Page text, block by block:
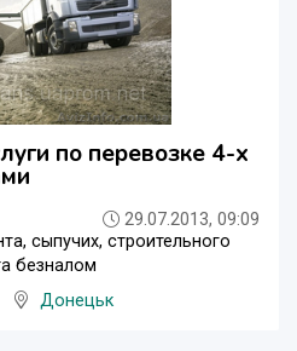
по перевозке 4-х
29.07.2013, 09:09
сыпучих, строительного
безналом
Донецьк